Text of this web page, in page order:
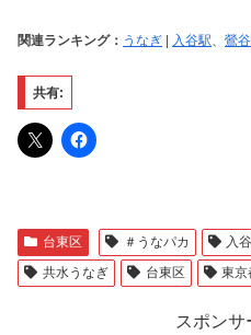
関連ランキング： うなぎ | 入谷駅 鶯
共有:
台東区 ＃うなパカ 入
共水うなぎ
台東区 東京
スポンサ